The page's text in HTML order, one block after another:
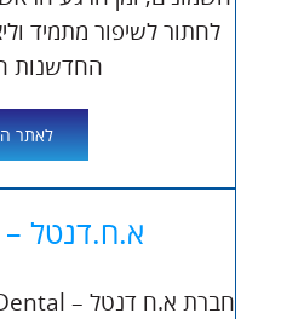
לחתור לשיפור מתמיד
החדשנות
לאתר
א.ח.דנטל – E Dental